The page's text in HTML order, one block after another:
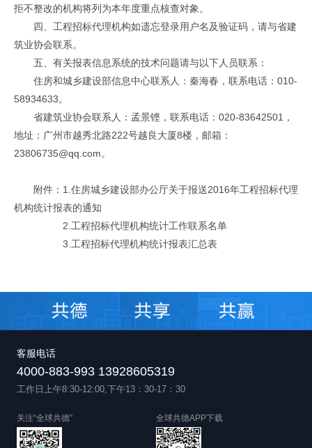
拒不整改的机构将列为本年度重点核查对象。
四、工程招标代理机构如遗忘登录用户名及验证码，请与省建
筑业协会联系。
五、有关报表信息系统的技术问题请与以下人员联系：
住房和城乡建设部信息中心联系人：秦海春，联系电话：010-
58934633。
省建筑业协会联系人：孟景铿，联系电话：020-83642501，
地址：广州市越秀北路222号越良大厦8楼，邮箱：
23806735@qq.com。
附件：1.住房城乡建设部办公厅关于报送2016年工程招标代理
机构统计报表的通知
2.工程招标代理机构统计工作联系名单
3.工程招标代理机构统计报表汇总表
客服电话
4000-883-993 13928605319
工作日上午8:30-12:00,下午13：30-17：30
关注“全球共德” 全球共德APP下载